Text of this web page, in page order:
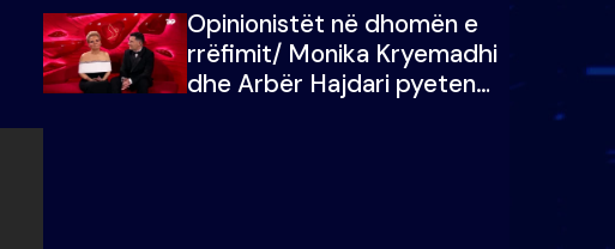
me vajzën e tij
Opinionistët në dhomën e
rrëfimit/ Monika Kryemadhi
dhe Arbër Hajdari pyeten